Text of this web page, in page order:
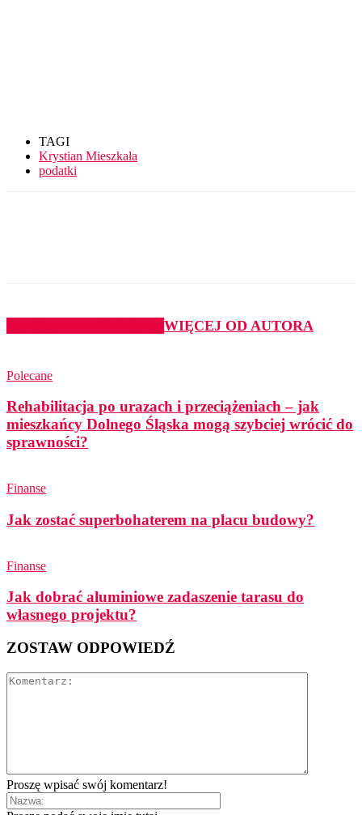
TAGI
Krystian Mieszkała
podatki
WIĘCEJ OD AUTORA
Polecane
Rehabilitacja po urazach i przeciążeniach – jak
mieszkańcy Dolnego Śląska mogą szybciej wrócić do
sprawności?
Finanse
Jak zostać superbohaterem na placu budowy?
Finanse
Jak dobrać aluminiowe zadaszenie tarasu do
własnego projektu?
ZOSTAW ODPOWIEDŹ
Proszę wpisać swój komentarz!